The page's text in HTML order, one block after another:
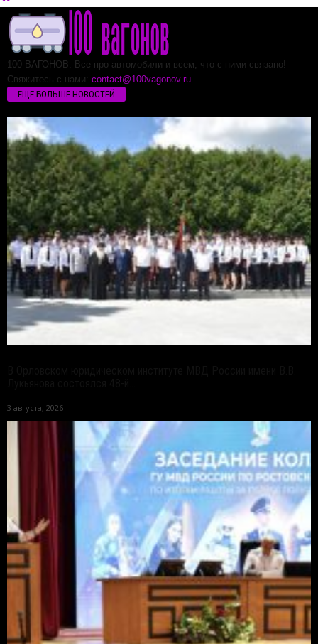
100 ВАГОНОВ. Все про автомобили и всем, что с ними связано!
Свяжитесь с нами: contact@100vagonov.ru
ЕЩЁ БОЛЬШЕ НОВОСТЕЙ
3 августа, 2026